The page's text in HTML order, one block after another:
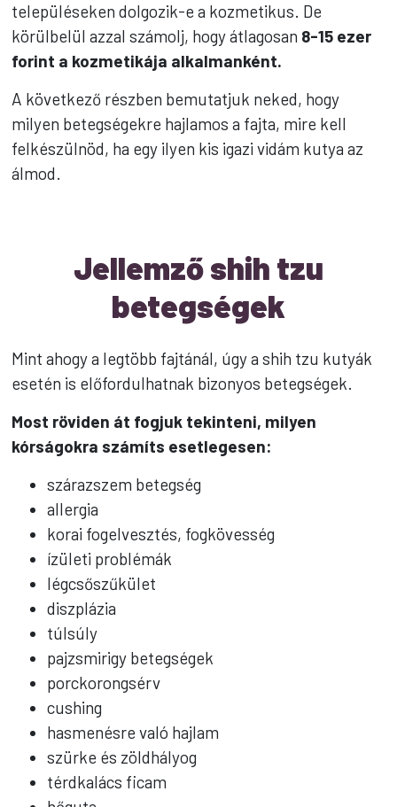
településeken dolgozik-e a kozmetikus. De
körülbelül azzal számolj, hogy átlagosan 8-15 ezer
forint a kozmetikája alkalmanként.
A következő részben bemutatjuk neked, hogy
milyen betegségekre hajlamos a fajta, mire kell
felkészülnöd, ha egy ilyen kis igazi vidám kutya az
álmod.
Jellemző shih tzu
betegségek
Mint ahogy a legtöbb fajtánál, úgy a shih tzu kutyák
esetén is előfordulhatnak bizonyos betegségek.
Most röviden át fogjuk tekinteni, milyen
kórságokra számíts esetlegesen:
szárazszem betegség
allergia
korai fogelvesztés, fogkövesség
ízületi problémák
légcsőszűkület
diszplázia
túlsúly
pajzsmirigy betegségek
porckorongsérv
cushing
hasmenésre való hajlam
szürke és zöldhályog
térdkalács ficam